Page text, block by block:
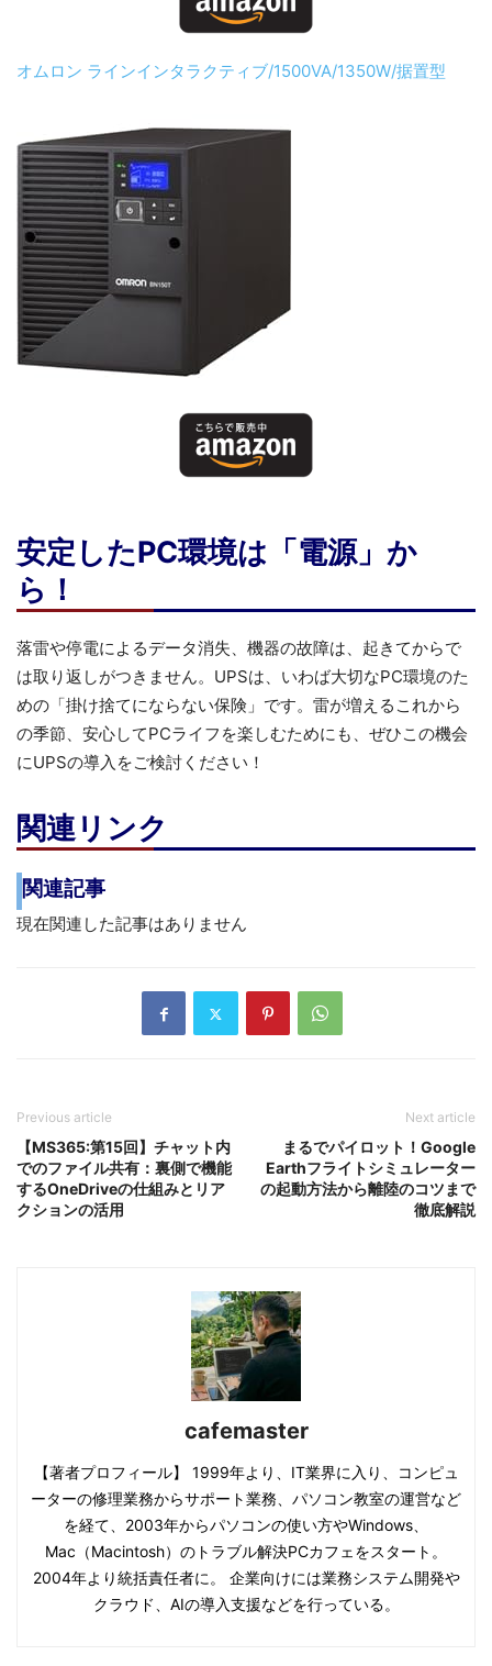
オムロン ラインインタラクティブ/1500VA/1350W/据置型
安定したPC環境は「電源」か
ら！
落雷や停電によるデータ消失、機器の故障は、起きてからで
は取り返しがつきません。UPSは、いわば大切なPC環境のた
めの「掛け捨てにならない保険」です。雷が増えるこれから
の季節、安心してPCライフを楽しむためにも、ぜひこの機会
にUPSの導入をご検討ください！
関連リンク
関連記事
現在関連した記事はありません
Previous article
【MS365:第15回】チャット内
でのファイル共有：裏側で機能
するOneDriveの仕組みとリア
クションの活用
Next article
まるでパイロット！Google
Earthフライトシミュレーター
の起動方法から離陸のコツまで
徹底解説
cafemaster
【著者プロフィール】 1999年より、IT業界に入り、コンピュ
ーターの修理業務からサポート業務、パソコン教室の運営など
を経て、2003年からパソコンの使い方やWindows、
Mac（Macintosh）のトラブル解決PCカフェをスタート。
2004年より統括責任者に。 企業向けには業務システム開発や
クラウド、AIの導入支援などを行っている。